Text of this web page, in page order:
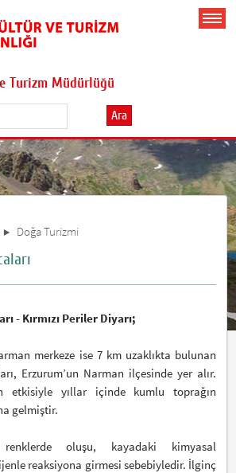
Turizm Müdürlüğü
Ara
Doğa Turizmi
- Kırmızı Periler Diyarı;
merkeze ise 7 km uzaklıkta bulunan
Erzurum’un Narman ilçesinde yer alır.
etkisiyle yıllar içinde kumlu toprağın
gelmiştir.
oluşu, kayadaki kimyasal
reaksiyona girmesi sebebiyledir. İlginç